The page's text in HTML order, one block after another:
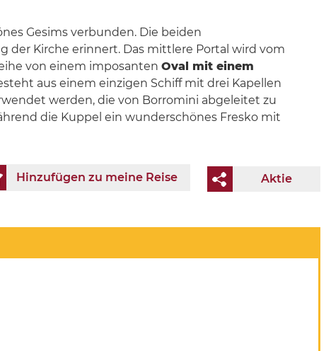
Gesims verbunden. Die beiden
der Kirche erinnert. Das mittlere Portal wird vom
von einem imposanten Oval mit einem
aus einem einzigen Schiff mit drei Kapellen
werden, die von Borromini abgeleitet zu
die Kuppel ein wunderschönes Fresko mit
Aktie
Hinzufügen zu meine Reise